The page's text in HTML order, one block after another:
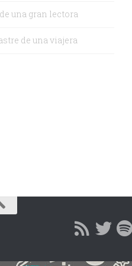
una gran lectora
de una viajera